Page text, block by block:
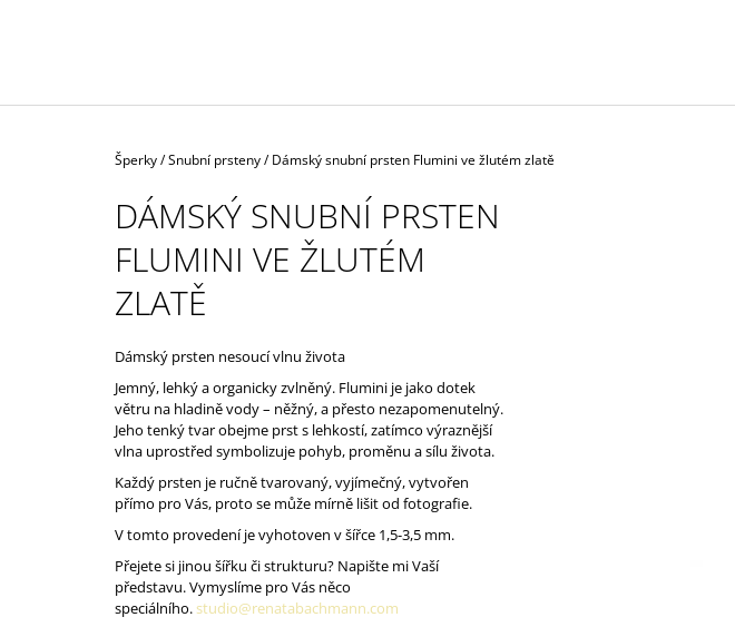
Domů
Šperky/Snubní prsteny/ Dámský snubní prsten Flumini ve žlutém zlatě
DÁMSKÝ SNUBNÍ PRSTEN
FLUMINI VE ŽLUTÉM
ZLATĚ
Dámský prsten nesoucí vlnu života
Jemný, lehký a organicky zvlněný. Flumini je jako dotek
větru na hladině vody – něžný, a přesto nezapomenutelný.
Jeho tenký tvar obejme prst s lehkostí, zatímco výraznější
vlna uprostřed symbolizuje pohyb, proměnu a sílu života.
Každý prsten je ručně tvarovaný, vyjímečný, vytvořen
přímo pro Vás, proto se může mírně lišit od fotografie.
V tomto provedení je vyhotoven v šířce 1,5-3,5 mm.
Přejete si jinou šířku či strukturu? Napište mi Vaší
představu. Vymyslíme pro Vás něco
speciálního. studio@renatabachmann.com